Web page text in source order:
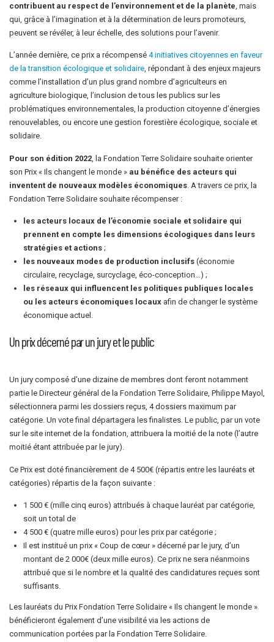
contribuent au respect de l’environnement et de la planète , mais
qui, grâce à l’imagination et à la détermination de leurs promoteurs,
peuvent se révéler, à leur échelle, des solutions pour l’avenir.
L’année dernière, ce prix a récompensé 4 initiatives citoyennes en faveur
de la transition écologique et solidaire, répondant à des enjeux majeurs
comme l’installation d’un plus grand nombre d’agriculteurs en
agriculture biologique, l’inclusion de tous les publics sur les
problématiques environnementales, la production citoyenne d’énergies
renouvelables, ou encore une gestion forestière écologique, sociale et
solidaire.
Pour son édition 2022 , la Fondation Terre Solidaire souhaite orienter
son Prix « Ils changent le monde » au bénéfice des acteurs qui
inventent de nouveaux modèles économiques . A travers ce prix, la
Fondation Terre Solidaire souhaite récompenser :
les acteurs locaux de l’économie sociale et solidaire qui
prennent en compte les dimensions écologiques dans leurs
stratégies et actions ;
les nouveaux modes de production inclusifs (économie
circulaire, recyclage, surcyclage, éco-conception...) ;
les réseaux qui influencent les politiques publiques locales
ou les acteurs économiques locaux afin de changer le système
économique actuel.
Un prix décerné par un jury et le public
Un jury composé d'une dizaine de membres dont feront notamment
partie le Directeur général de la Fondation Terre Solidaire, Philippe Mayol,
sélectionnera parmi les dossiers reçus, 4 dossiers maximum par
catégorie. Un vote final départagera les finalistes. Le public, par un vote
sur le site internet de la fondation, attribuera la moitié de la note (l’autre
moitié étant attribuée par le jury).
Ce Prix est doté financièrement de 4 500€ (répartis entre les lauréats et
catégories) répartis de la façon suivante :
1 500 € (mille cinq euros) attribués à chaque lauréat par catégorie,
soit un total de
4 500 € (quatre mille euros) pour les prix par catégorie ;
Il est institué un prix « Coup de cœur » décerné par le jury, d’un
montant de 2 000€ (deux mille euros). Ce prix ne sera néanmoins
attribué que si le nombre et la qualité des candidatures reçues sont
suffisants.
Les lauréats du Prix Fondation Terre Solidaire « Ils changent le monde »
bénéficieront également d’une visibilité via les actions de
communication portées par la Fondation Terre Solidaire.